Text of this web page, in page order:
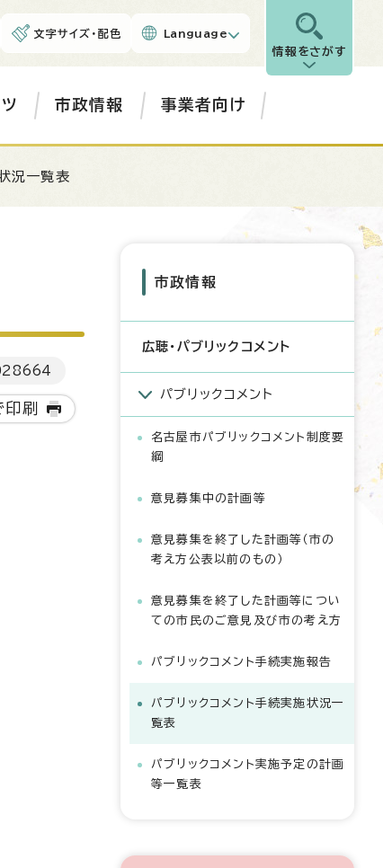
文字サイズ・配色 Language
情報をさがす
市政情報 事業者向け
況一覧表
刷
市政情報
広聴・パブリックコメント
パブリックコメント
名古屋市パブリックコメント制度要
綱
意見募集中の計画等
意見募集を終了した計画等（市の
考え方公表以前のもの）
意見募集を終了した計画等につい
ての市民のご意見及び市の考え方
パブリックコメント手続実施報告
パブリックコメント手続実施状況一
覧表
パブリックコメント実施予定の計画
等一覧表